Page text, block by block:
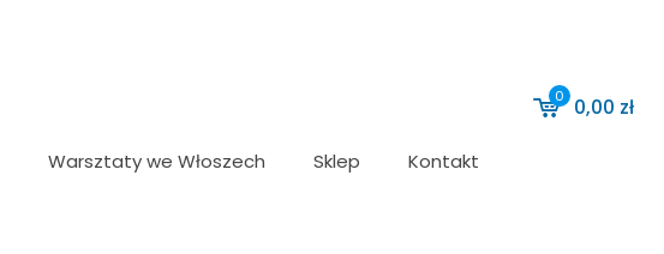
Warsztaty we Włoszech Sklep Kontakt
0 0,00 zł